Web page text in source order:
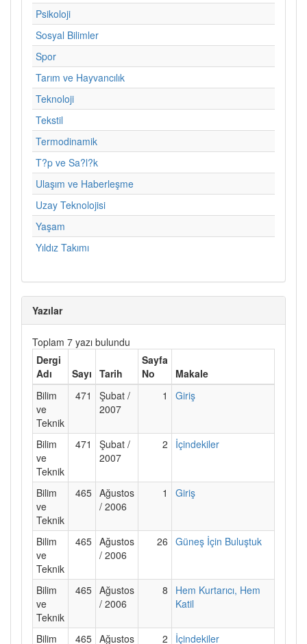
Psikoloji
Sosyal Bilimler
Spor
Tarım ve Hayvancılık
Teknoloji
Tekstil
Termodinamik
T?p ve Sa?l?k
Ulaşım ve Haberleşme
Uzay Teknolojisi
Yaşam
Yıldız Takımı
Yazılar
Toplam 7 yazı bulundu
Dergi
Adı
Sayı Tarih
Sayfa
No
Makale
Bilim
ve
Teknik
471
Şubat /
2007
1 Giriş
Bilim
ve
Teknik
471
Şubat /
2007
2 İçindekiler
Bilim
ve
Teknik
465 Ağustos
/ 2006
1 Giriş
Bilim
ve
Teknik
465 Ağustos
/ 2006
26 Güneş İçin Buluştuk
Bilim
ve
Teknik
465 Ağustos
/ 2006
8
Hem Kurtarıcı, Hem
Katil
Bilim 465 Ağustos 2 İçindekiler